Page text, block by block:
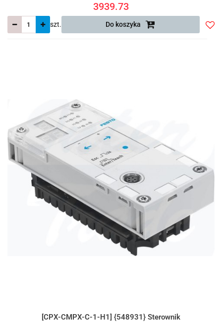
3939.73
szt. Do koszyka
[CPX-CMPX-C-1-H1] {548931} Sterownik